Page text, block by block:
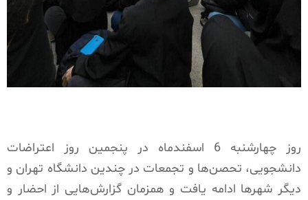
روز چهارشنبه 6 اسفندماه در پنجمین روز اعتراضات
دانشجویی، تحصن‌ها و تجمعات در چندین دانشگاه تهران و
دیگر شهرها ادامه یافت و همزمان گزارش‌هایی از احضار و